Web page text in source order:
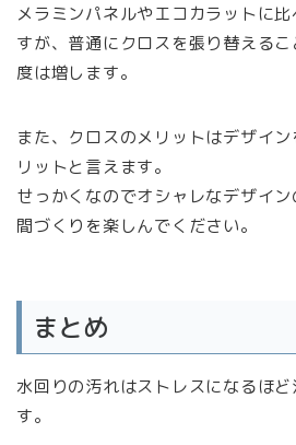
メラミンパネルやエコカラットに
すが、普通にクロスを張り替える
度は増します。
また、クロスのメリットはデザイ
リットと言えます。
せっかくなのでオシャレなデザイ
間づくりを楽しんでください。
まとめ
水回りの汚れはストレスになるほ
す。